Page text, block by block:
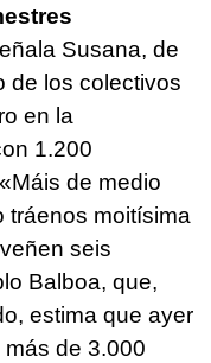
Susana, de
de los colectivos
en la
1.200
«Máis de medio
tráenos moitísima
seis
Balboa, que,
estima que ayer
de 3.000